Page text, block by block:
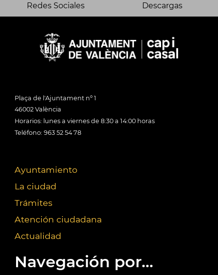
Redes Sociales Descargas
Plaça de l'Ajuntament nº 1
46002 València
Horarios: lunes a viernes de 8:30 a 14:00 horas
Teléfono: 963 52 54 78
Ayuntamiento
La ciudad
Trámites
Atención ciudadana
Actualidad
Navegación por...